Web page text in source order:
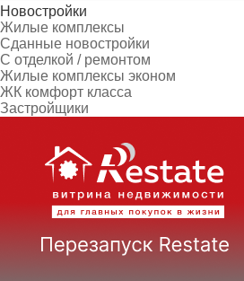
Новостройки
Жилые комплексы
Сданные новостройки
С отделкой / ремонтом
Жилые комплексы эконом
ЖК комфорт класса
Застройщики